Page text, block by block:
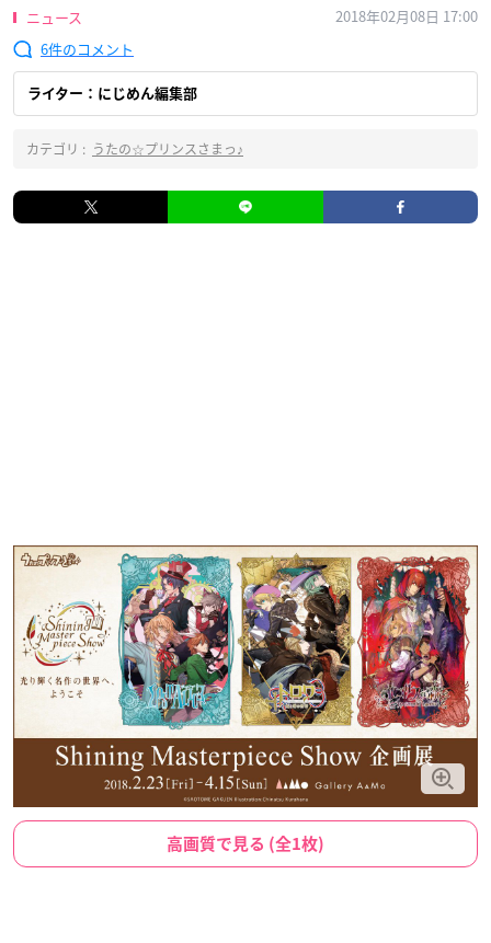
ニュース
2018年02月08日 17:00
6
ライター：にじめん編集部
カテゴリ : うたの☆プリンスさまっ♪
高画質で見る (全1枚)